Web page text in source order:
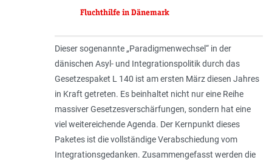
Fluchthilfe in Dänemark
Dieser sogenannte „Paradigmenwechsel“ in der
dänischen Asyl- und Integrationspolitik durch das
Gesetzespaket L 140 ist am ersten März diesen Jahres
in Kraft getreten. Es beinhaltet nicht nur eine Reihe
massiver Gesetzesverschärfungen, sondern hat eine
viel weitereichende Agenda. Der Kernpunkt dieses
Paketes ist die vollständige Verabschiedung vom
Integrationsgedanken. Zusammengefasst werden die